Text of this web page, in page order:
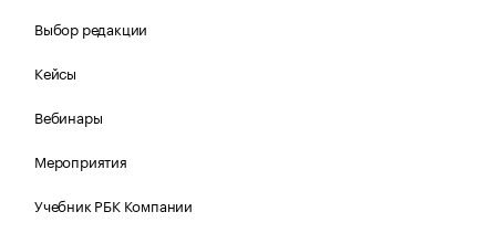
Выбор редакции
Кейсы
Вебинары
Мероприятия
Учебник РБК Компании